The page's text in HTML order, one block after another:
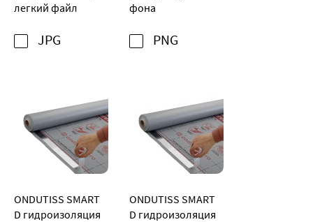
легкий файл
JPG
фона
PNG
ONDUTISS SMART
D гидроизоляция
ONDUTISS SMART
D гидроизоляция